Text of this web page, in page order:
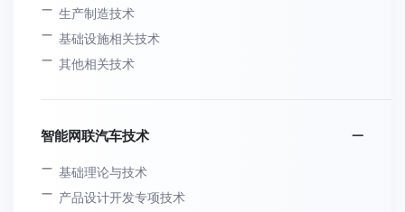
生产制造技术
基础设施相关技术
其他相关技术
智能网联汽车技术
基础理论与技术
产品设计开发专项技术